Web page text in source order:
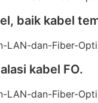
baik kabel
kabel FO.